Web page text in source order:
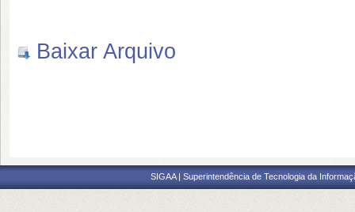
Baixar Arquivo
SIGAA | Superintendência de Tecnologia da